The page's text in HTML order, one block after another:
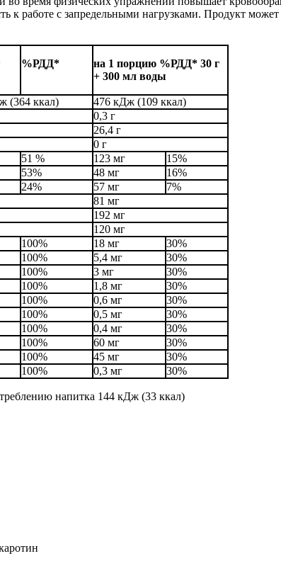
к работе с запредельными нагрузками. Продукт
%РДД*
на 1 порцию %РДД* 30 г
+ 300 мл воды
(364 ккал)
476 кДж (109 ккал)
0,3 г
26,4 г
0 г
51 % 123 мг
15%
53% 48 мг
16%
24% 57 мг
7%
81 мг
192 мг
120 мг
100% 18 мг
30%
100% 5,4 мг
30%
100% 3 мг
30%
100% 1,8 мг
30%
100% 0,6 мг
30%
100% 0,5 мг
30%
100% 0,4 мг
30%
100% 60 мг
30%
100% 45 мг
30%
100% 0,3 мг 30%
напитка 144 кДж (33 ккал)